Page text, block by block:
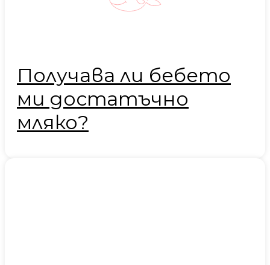
Получава ли бебето
ми достатъчно
мляко?